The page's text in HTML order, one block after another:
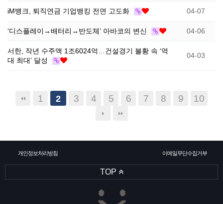
iM뱅크, 퇴직연금 기업뱅킹 전면 고도화 04-07
‘디스플레이→배터리→반도체’ 아바코의 변신 04-06
서한, 작년 수주액 1조6024억…건설경기 불황 속 ‘역
대 최대’ 달성
04-03
1 2 3 4 5 6 7 8 9 10
개인정보처리방침 이메일무단수집거부
TOP